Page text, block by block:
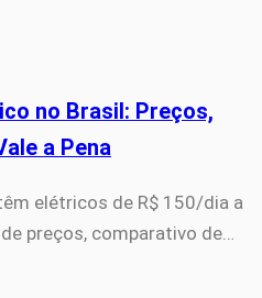
no Brasil: Preços,
a Pena
elétricos de R$ 150/dia a
preços, comparativo de…